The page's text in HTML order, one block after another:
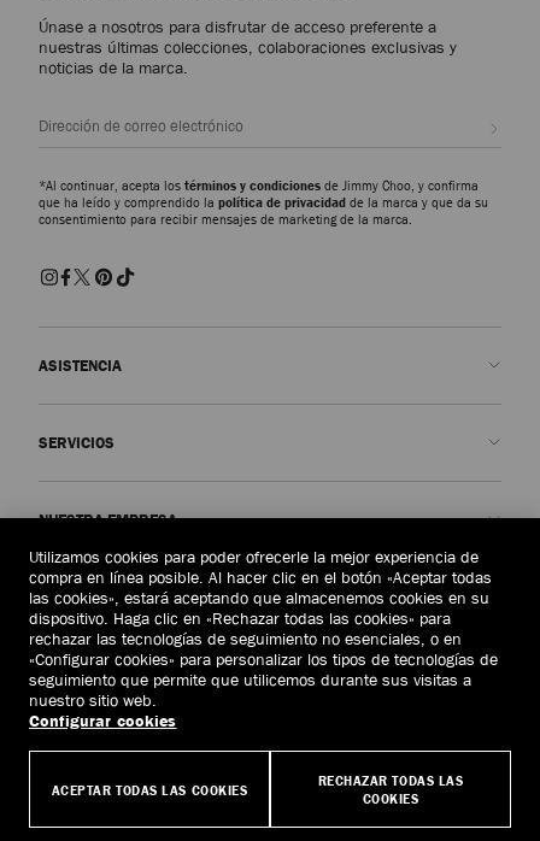
Únase a nosotros para disfrutar de acceso preferente a
nuestras últimas colecciones, colaboraciones exclusivas y
noticias de la marca.
*Al continuar, acepta los términos y condiciones de Jimmy Choo, y confirma
que ha leído y comprendido la política de privacidad de la marca y que da su
consentimiento para recibir mensajes de marketing de la marca.
ASISTENCIA
Encontrar una boutique
Entrega
Cambios y devoluciones
Cancelar pedido
SERVICIOS
Cuidado y reparación
Garantía
NUESTRA EMPRESA
Quiénes somos
Nuestra Historia
JC World
Nuestro Impacto
Responsabilidad
AVISOS LEGALES
Política de privacidad
Términos y condiciones
Derecho al olvido
España(€)
Utilizamos cookies para poder ofrecerle la mejor experiencia de
compra en línea posible. Al hacer clic en el botón «Aceptar todas
las cookies», estará aceptando que almacenemos cookies en su
dispositivo. Haga clic en «Rechazar todas las cookies» para
rechazar las tecnologías de seguimiento no esenciales, o en
«Configurar cookies» para personalizar los tipos de tecnologías de
seguimiento que permite que utilicemos durante sus visitas a
nuestro sitio web.
Configurar cookies
RECHAZAR TODAS LAS
COOKIES
ACEPTAR TODAS LAS COOKIES